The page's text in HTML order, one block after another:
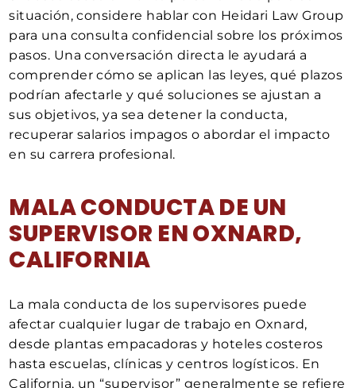
situación, considere hablar con Heidari Law Group
para una consulta confidencial sobre los próximos
pasos. Una conversación directa le ayudará a
comprender cómo se aplican las leyes, qué plazos
podrían afectarle y qué soluciones se ajustan a
sus objetivos, ya sea detener la conducta,
recuperar salarios impagos o abordar el impacto
en su carrera profesional.
MALA CONDUCTA DE UN
SUPERVISOR EN OXNARD,
CALIFORNIA
La mala conducta de los supervisores puede
afectar cualquier lugar de trabajo en Oxnard,
desde plantas empacadoras y hoteles costeros
hasta escuelas, clínicas y centros logísticos. En
California, un “supervisor” generalmente se refiere